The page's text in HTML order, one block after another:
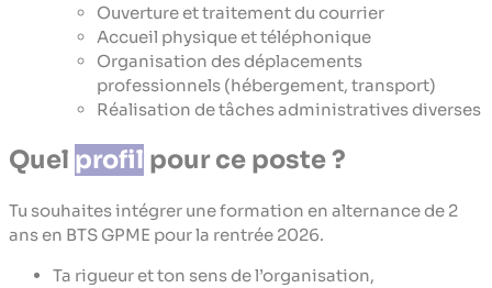
Ouverture et traitement du courrier
Accueil physique et téléphonique
Organisation des déplacements
professionnels (hébergement, transport)
Réalisation de tâches administratives diverses
Quel profil pour ce poste ?
Tu souhaites intégrer une formation en alternance de 2
ans en BTS GPME pour la rentrée 2026.
Ta rigueur et ton sens de l’organisation,